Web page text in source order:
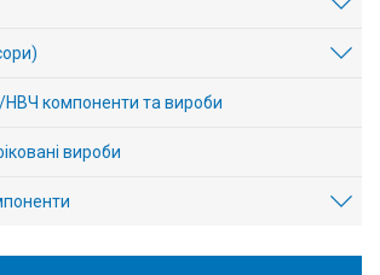
НВЧ компоненти та вироби
вироби